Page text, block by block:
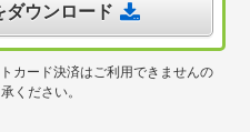
ダウンロード
カード決済はご利用できませんの
ください。